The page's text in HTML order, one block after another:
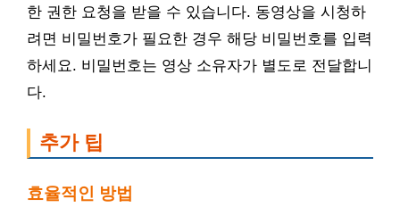
한 권한 요청을 받을 수 있습니다. 동영상을 시청하
려면 비밀번호가 필요한 경우 해당 비밀번호를 입력
하세요. 비밀번호는 영상 소유자가 별도로 전달합니
다.
추가 팁
효율적인 방법